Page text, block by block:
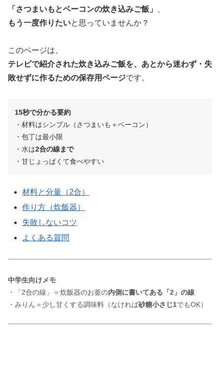
「さつまいもとベーコンの炊き込みご飯」
もう一度作りたいと思っていませんか？
このページは、
テレビで紹介された炊き込みご飯を、あとから迷わず・失
敗せずに作るための保存用ページです。
15秒で分かる要約
・材料はシンプル（さつまいも＋ベーコン）
・包丁は最小限
・水は2合の線まで
・甘じょっぱくて食べやすい
材料と分量（2合）
作り方（炊飯器）
失敗しないコツ
よくある質問
中学生向けメモ
・「2合の線」＝炊飯器のお釜の内側に書いてある「2」の線
・みりん＝少し甘くする調味料（なければ砂糖小さじ1でもOK）